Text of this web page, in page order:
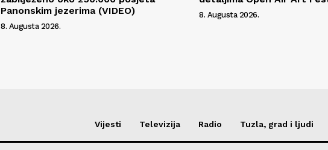
Panonskim jezerima (VIDEO)
8. Augusta 2026.
8. Augusta 2026.
Vijesti Televizija Radio Tuzla, grad i ljudi